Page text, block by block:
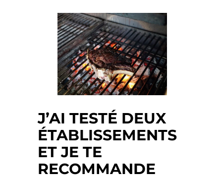
J’AI TESTÉ DEUX
ÉTABLISSEMENTS
ET JE TE
RECOMMANDE